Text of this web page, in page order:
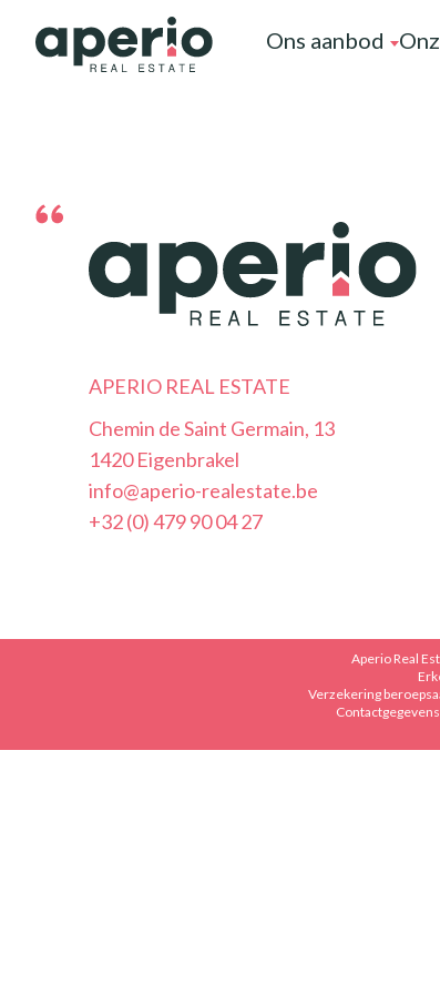
Ons aanbod
APERIO REAL ESTATE
Chemin de Saint Germain, 13
1420 Eigenbrakel
info@aperio-realestate.be
+32 (0) 479 90 04 27
Aperio Real
Verzekering